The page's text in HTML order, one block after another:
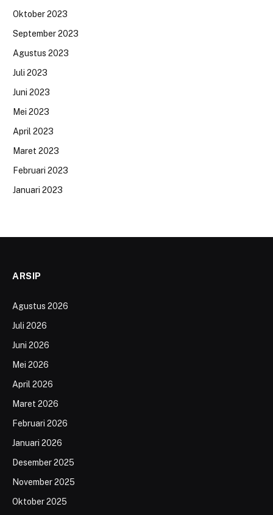
Oktober 2023
September 2023
Agustus 2023
Juli 2023
Juni 2023
Mei 2023
April 2023
Maret 2023
Februari 2023
Januari 2023
ARSIP
Agustus 2026
Juli 2026
Juni 2026
Mei 2026
April 2026
Maret 2026
Februari 2026
Januari 2026
Desember 2025
November 2025
Oktober 2025